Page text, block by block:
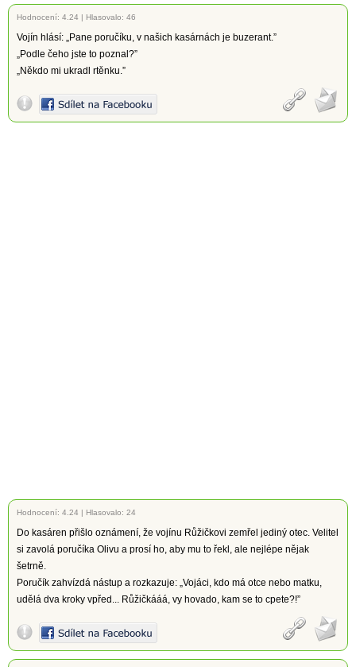
Hodnocení: 4.24 | Hlasovalo: 46
Vojín hlásí: „Pane poručíku, v našich kasárnách je buzerant.”
„Podle čeho jste to poznal?”
„Někdo mi ukradl rtěnku.”
Hodnocení: 4.24 | Hlasovalo: 24
Do kasáren přišlo oznámení, že vojínu Růžičkovi zemřel jediný otec. Velitel
si zavolá poručíka Olivu a prosí ho, aby mu to řekl, ale nejlépe nějak
šetrně.
Poručík zahvízdá nástup a rozkazuje: „Vojáci, kdo má otce nebo matku,
udělá dva kroky vpřed... Růžičkááá, vy hovado, kam se to cpete?!”